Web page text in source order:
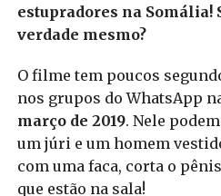
estupradores na Somália!
verdade mesmo?
O filme tem poucos
nos grupos do WhatsApp
março de 2019. Nele
um júri e um homem
com uma faca, corta o
que estão na sala!